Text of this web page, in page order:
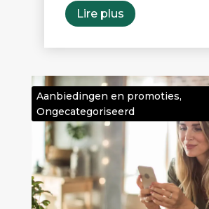
Lire plus
Aanbiedingen en promoties,
Ongecategoriseerd